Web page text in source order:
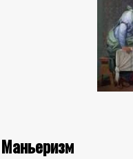
Маньеризм